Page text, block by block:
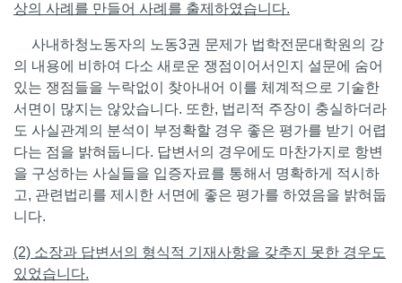
상의 사례를 만들어 사례를 출제하였습니다.
사내하청노동자의 노동3권 문제가 법학전문대학원의 강
의 내용에 비하여 다소 새로운 쟁점이어서인지 설문에 숨어
있는 쟁점들을 누락없이 찾아내어 이를 체계적으로 기술한
서면이 많지는 않았습니다. 또한, 법리적 주장이 충실하더라
도 사실관계의 분석이 부정확할 경우 좋은 평가를 받기 어렵
다는 점을 밝혀둡니다. 답변서의 경우에도 마찬가지로 항변
을 구성하는 사실들을 입증자료를 통해서 명확하게 적시하
고, 관련법리를 제시한 서면에 좋은 평가를 하였음을 밝혀둡
니다.
(2) 소장과 답변서의 형식적 기재사항을 갖추지 못한 경우도
있었습니다.